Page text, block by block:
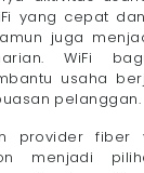
yang cepat
juga
WiFi
usaha
pelanggan.
provider fiber
menjadi